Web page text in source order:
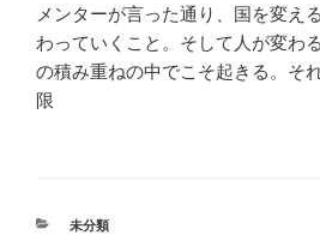
メンターが言った通り、国を変え
わっていくこと。そして人が変わ
の積み重ねの中でこそ起きる。そ
限
カ
未分類